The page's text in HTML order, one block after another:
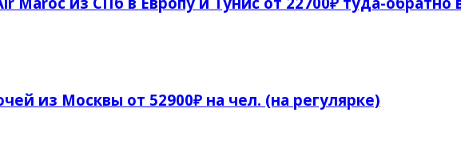
из Москвы от 52900₽ на чел. (на регулярке)